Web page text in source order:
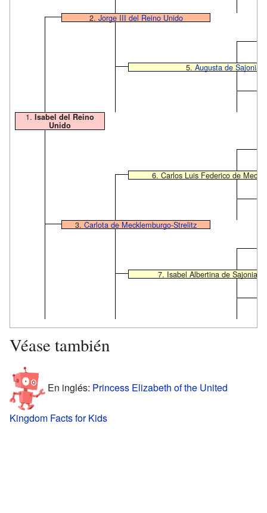
2. Jorge III del Reino Unido
5. Augusta de Sajonia-
1. Isabel del Reino
Unido
6. Carlos Luis Federico de
3. Carlota de Mecklemburgo-Strelitz
7. Isabel Albertina de Sajonia-
Véase también
En inglés: Princess Elizabeth of the United
Kingdom Facts for Kids